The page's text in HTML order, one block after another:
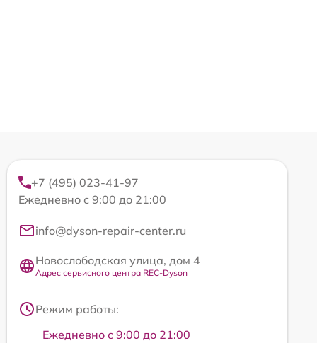
+7 (495) 023-41-97
Ежедневно с 9:00 до 21:00
info@dyson-repair-center.ru
Новослободская улица, дом 4
Адрес сервисного центра REC-Dyson
Режим работы:
Ежедневно с 9:00 до 21:00